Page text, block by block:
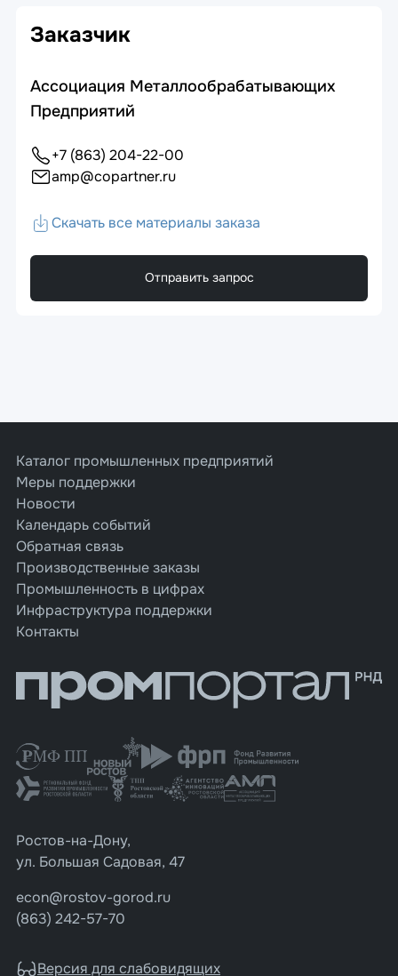
Заказчик
Ассоциация Металлообрабатывающих
Предприятий
+7 (863) 204-22-00
amp@copartner.ru
Скачать все материалы заказа
Отправить запрос
Каталог промышленных предприятий
Меры поддержки
Новости
Календарь событий
Обратная связь
Производственные заказы
Промышленность в цифрах
Инфраструктура поддержки
Контакты
Ростов-на-Дону,
ул. Большая Садовая, 47
econ@rostov-gorod.ru
(863) 242-57-70
Версия для слабовидящих